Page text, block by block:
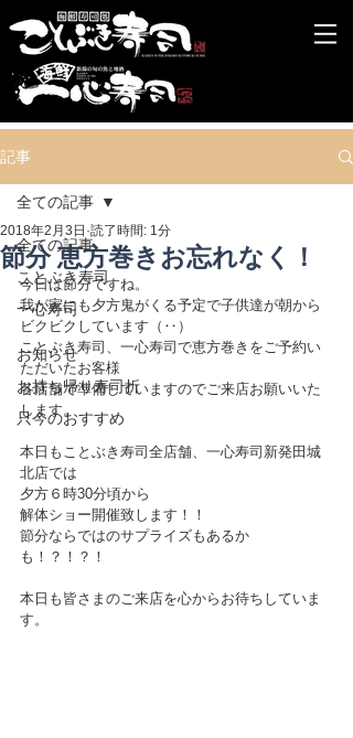
記事
全ての記事
ことぶき寿司
一心寿司
お知らせ
お持ち帰り寿司折
只今のおすすめ
全ての記事
節分 恵方巻きお忘れなく！
2018年2月3日 読了時間: 1分
今日は節分ですね。
我が家にも夕方鬼がくる予定で子供達が朝から
ビクビクしています（‥）
ことぶき寿司、一心寿司で恵方巻きをご予約い
ただいたお客様
各店舗で準備していますのでご来店お願いいた
します。
本日もことぶき寿司全店舗、一心寿司新発田城
北店では
夕方６時30分頃から
解体ショー開催致します！！
節分ならではのサプライズもあるか
も！？！？！
本日も皆さまのご来店を心からお待ちしていま
す。